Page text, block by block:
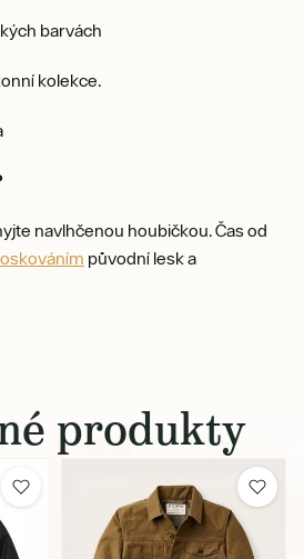
barvách
kolekce.
navlhčenou houbičkou. Čas od
původní lesk a
produkty